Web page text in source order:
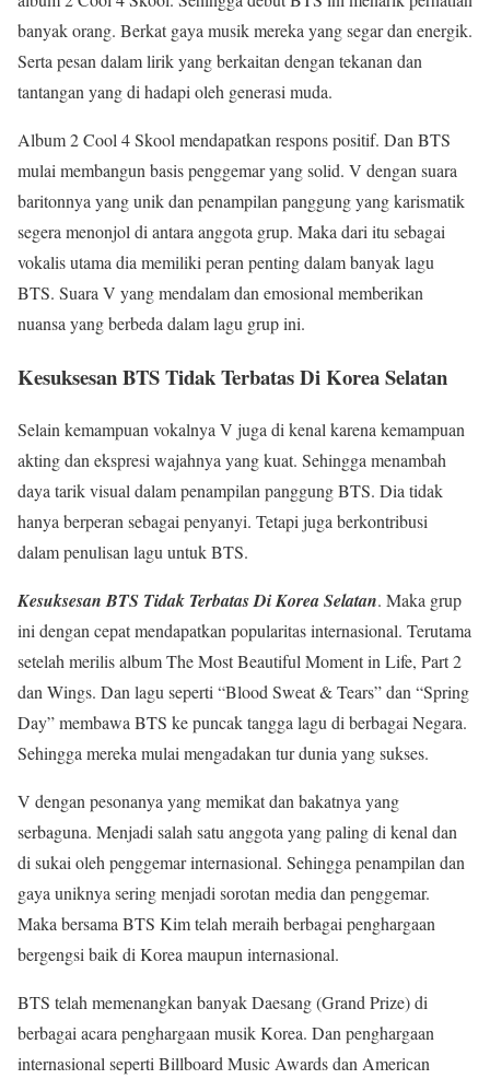
banyak orang. Berkat gaya musik mereka yang segar dan energik.
Serta pesan dalam lirik yang berkaitan dengan tekanan dan
tantangan yang di hadapi oleh generasi muda.
Album 2 Cool 4 Skool mendapatkan respons positif. Dan BTS
mulai membangun basis penggemar yang solid. V dengan suara
baritonnya yang unik dan penampilan panggung yang karismatik
segera menonjol di antara anggota grup. Maka dari itu sebagai
vokalis utama dia memiliki peran penting dalam banyak lagu
BTS. Suara V yang mendalam dan emosional memberikan
nuansa yang berbeda dalam lagu grup ini.
Kesuksesan BTS Tidak Terbatas Di Korea Selatan
Selain kemampuan vokalnya V juga di kenal karena kemampuan
akting dan ekspresi wajahnya yang kuat. Sehingga menambah
daya tarik visual dalam penampilan panggung BTS. Dia tidak
hanya berperan sebagai penyanyi. Tetapi juga berkontribusi
dalam penulisan lagu untuk BTS.
Kesuksesan BTS Tidak Terbatas Di Korea Selatan. Maka grup
ini dengan cepat mendapatkan popularitas internasional. Terutama
setelah merilis album The Most Beautiful Moment in Life, Part 2
dan Wings. Dan lagu seperti “Blood Sweat & Tears” dan “Spring
Day” membawa BTS ke puncak tangga lagu di berbagai Negara.
Sehingga mereka mulai mengadakan tur dunia yang sukses.
V dengan pesonanya yang memikat dan bakatnya yang
serbaguna. Menjadi salah satu anggota yang paling di kenal dan
di sukai oleh penggemar internasional. Sehingga penampilan dan
gaya uniknya sering menjadi sorotan media dan penggemar.
Maka bersama BTS Kim telah meraih berbagai penghargaan
bergengsi baik di Korea maupun internasional.
BTS telah memenangkan banyak Daesang (Grand Prize) di
berbagai acara penghargaan musik Korea. Dan penghargaan
internasional seperti Billboard Music Awards dan American